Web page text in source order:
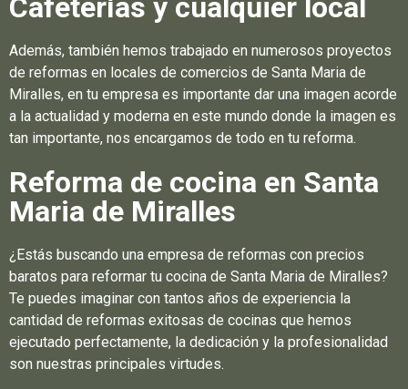
Cafeterías y cualquier local
Además, también hemos trabajado en numerosos proyectos
de reformas en locales de comercios de Santa Maria de
Miralles, en tu empresa es importante dar una imagen acorde
a la actualidad y moderna en este mundo donde la imagen es
tan importante, nos encargamos de todo en tu reforma.
Reforma de cocina en Santa
Maria de Miralles
¿Estás buscando una empresa de reformas con precios
baratos para reformar tu cocina de Santa Maria de Miralles?
Te puedes imaginar con tantos años de experiencia la
cantidad de reformas exitosas de cocinas que hemos
ejecutado perfectamente, la dedicación y la profesionalidad
son nuestras principales virtudes.